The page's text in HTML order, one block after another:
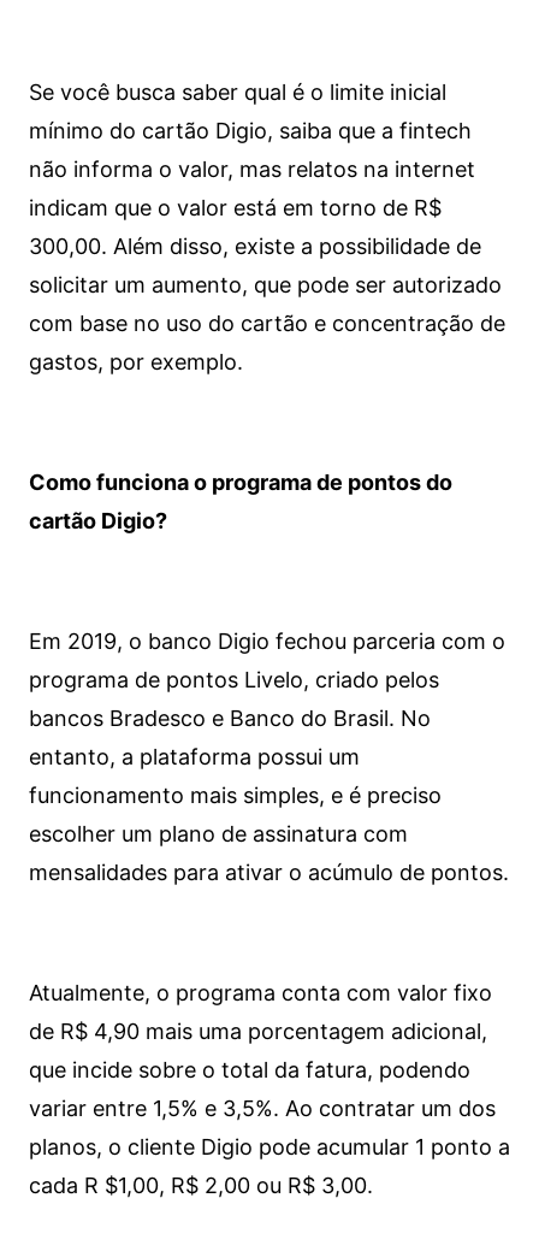
Se você busca saber qual é o limite inicial
mínimo do cartão Digio, saiba que a fintech
não informa o valor, mas relatos na internet
indicam que o valor está em torno de R$
300,00. Além disso, existe a possibilidade de
solicitar um aumento, que pode ser autorizado
com base no uso do cartão e concentração de
gastos, por exemplo.
Como funciona o programa de pontos do
cartão Digio?
Em 2019, o banco Digio fechou parceria com o
programa de pontos Livelo, criado pelos
bancos Bradesco e Banco do Brasil. No
entanto, a plataforma possui um
funcionamento mais simples, e é preciso
escolher um plano de assinatura com
mensalidades para ativar o acúmulo de pontos.
Atualmente, o programa conta com valor fixo
de R$ 4,90 mais uma porcentagem adicional,
que incide sobre o total da fatura, podendo
variar entre 1,5% e 3,5%. Ao contratar um dos
planos, o cliente Digio pode acumular 1 ponto a
cada R $1,00, R$ 2,00 ou R$ 3,00.